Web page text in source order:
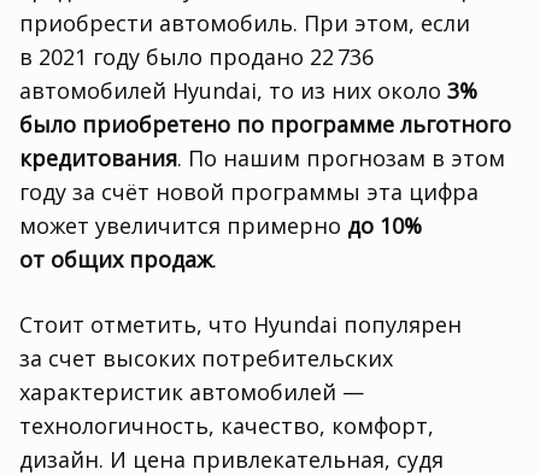
приобрести автомобиль. При этом, если
в 2021 году было продано 22 736
автомобилей Hyundai, то из них около 3%
было приобретено по программе льготного
кредитования. По нашим прогнозам в этом
году за счёт новой программы эта цифра
может увеличится примерно до 10%
от общих продаж.
Стоит отметить, что Hyundai популярен
за счет высоких потребительских
характеристик автомобилей —
технологичность, качество, комфорт,
дизайн. И цена привлекательная, судя